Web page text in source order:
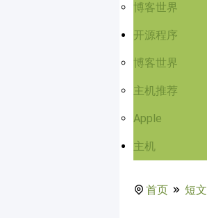
博客世界
开源程序
博客世界
主机推荐
Apple
主机
首页 短文